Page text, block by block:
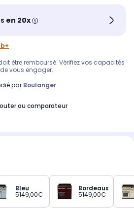
en 20x
être remboursé. Vérifiez vos capacités
vous engager.
par Boulanger
au comparateur
Bleu
5149,00€
Bordeaux
5149,00€